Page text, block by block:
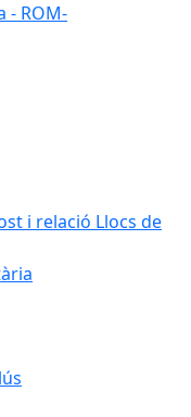
- ROM-
i relació Llocs de